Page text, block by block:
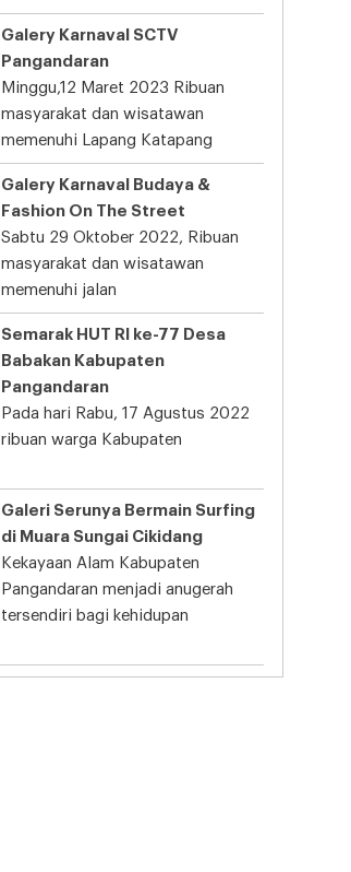
Galery Karnaval SCTV
Pangandaran
Minggu,12 Maret 2023 Ribuan
masyarakat dan wisatawan
memenuhi Lapang Katapang
Galery Karnaval Budaya &
Fashion On The Street
Sabtu 29 Oktober 2022, Ribuan
masyarakat dan wisatawan
memenuhi jalan
Semarak HUT RI ke-77 Desa
Babakan Kabupaten
Pangandaran
Pada hari Rabu, 17 Agustus 2022
ribuan warga Kabupaten
Galeri Serunya Bermain Surfing
di Muara Sungai Cikidang
Kekayaan Alam Kabupaten
Pangandaran menjadi anugerah
tersendiri bagi kehidupan